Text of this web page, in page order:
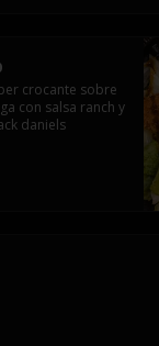
crocante sobre
con salsa ranch y
daniels